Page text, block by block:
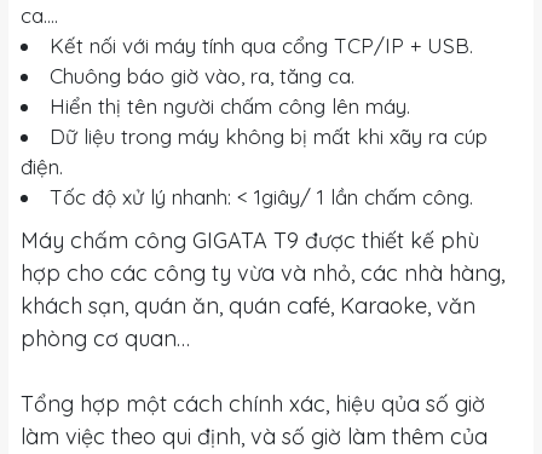
ca….
Kết nối với máy tính qua cổng TCP/IP + USB.
Chuông báo giờ vào, ra, tăng ca.
Hiển thị tên người chấm công lên máy.
Dữ liệu trong máy không bị mất khi xãy ra cúp
điện.
Tốc độ xử lý nhanh: < 1giây/ 1 lần chấm công.
Máy chấm công GIGATA T9 được thiết kế phù
hợp cho các công ty vừa và nhỏ, các nhà hàng,
khách sạn, quán ăn, quán café, Karaoke, văn
phòng cơ quan…
Tổng hợp một cách chính xác, hiệu qủa số giờ
làm việc theo qui định, và số giờ làm thêm của